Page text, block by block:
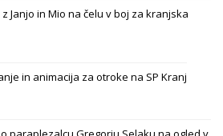
Janjo in Mio na čelu v boj za kranjska
in animacija za otroke na SP Kranj